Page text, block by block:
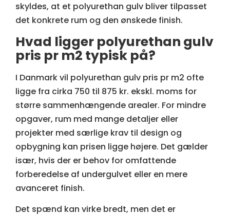
skyldes, at et polyurethan gulv bliver tilpasset
det konkrete rum og den ønskede finish.
Hvad ligger polyurethan gulv
pris pr m2 typisk på?
I Danmark vil polyurethan gulv pris pr m2 ofte
ligge fra cirka 750 til 875 kr. ekskl. moms for
større sammenhængende arealer. For mindre
opgaver, rum med mange detaljer eller
projekter med særlige krav til design og
opbygning kan prisen ligge højere. Det gælder
især, hvis der er behov for omfattende
forberedelse af undergulvet eller en mere
avanceret finish.
Det spænd kan virke bredt, men det er